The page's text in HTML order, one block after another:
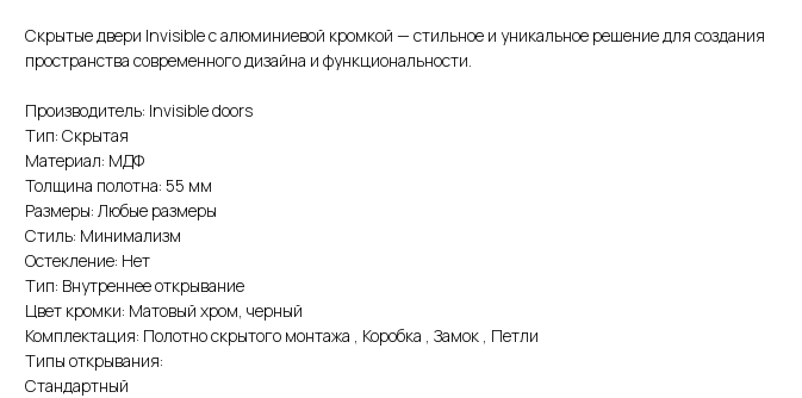
Скрытые двери Invisible с алюминиевой кромкой — cтильное и уникальное решение для создания
пространства современного дизайна и функциональности.
Производитель: Invisible doors
Тип: Скрытая
Материал: МДФ
Толщина полотна: 55 мм
Размеры: Любые размеры
Стиль: Минимализм
Остекление: Нет
Тип: Внутреннее открывание
Цвет кромки: Матовый хром, черный
Комплектация: Полотно скрытого монтажа , Коробка , Замок , Петли
Типы открывания:
Стандартный